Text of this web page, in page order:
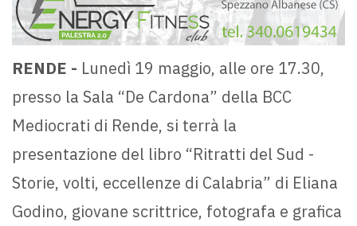
RENDE - Lunedì 19 maggio, alle ore 17.30,
presso la Sala “De Cardona” della BCC
Mediocrati di Rende, si terrà la
presentazione del libro “Ritratti del Sud -
Storie, volti, eccellenze di Calabria” di Eliana
Godino, giovane scrittrice, fotografa e grafica